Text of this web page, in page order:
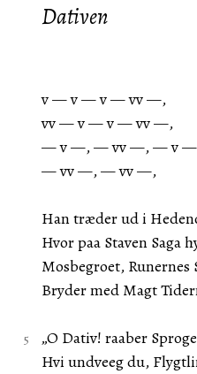
Dativen
v — v — v — vv —,
vv — v — v — vv —,
— v —, — vv —, — v
— vv —, — vv —,
Han træder ud i
Hvor paa Staven Saga
Mosbegroet,
Bryder med Magt
„O Dativ! raaber
Hvi undveeg du,